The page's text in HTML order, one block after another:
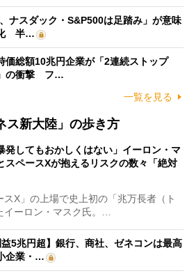
ナスダック・S&P500は足踏み」が意味
化 半…
価総額10兆円企業が「2連続ストップ
の衝撃 フ…
一覧を見る
ス新大陸」の歩き方
発してもおかしくはない」イーロン・マ
スペースXが抱えるリスクの数々「絶対
X」の上場で史上初の「兆万長者（ト
イーロン・マスク氏。…
益5兆円超】銀行、商社、ゼネコンは最高
企業・…